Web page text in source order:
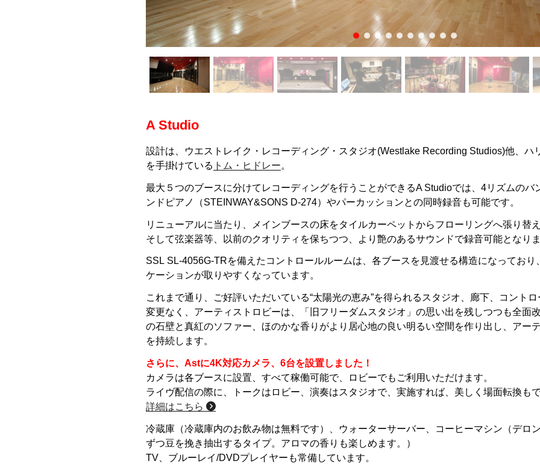
A Studio
設計は、ウエストレイク・レコーディング・スタジオ(Westlake Recording Studios)他、ハ
を手掛けている トム・ヒドレー。
最大５つのブースに分けてレコーディングを行うことができるA Studioでは、4リズムのバ
ンドピアノ（STEINWAY&SONS D-274）やパーカッションとの同時録音も可能です。
リニューアルに当たり、メインブースの床をタイルカーペットからフローリングへ張り替
そして弦楽器等、以前のクオリティを保ちつつ、より艶のあるサウンドで録音可能となりま
SSL SL-4056G-TRを備えたコントロールルームは、各ブースを見渡せる構造になっており
ケーションが取りやすくなっています。
これまで通り、ご好評いただいている“太陽光の恵み”を得られるスタジオ、廊下、コント
変更なく、アーティストロビーは、「旧フリーダムスタジオ」の思い出を残しつつも全面
の石壁と真紅のソファー、ほのかな香りがより居心地の良い明るい空間を作り出し、アー
を持続します。
さらに、Astに4K対応カメラ、​6台を設置しました！
カメラは各ブースに設置、すべて稼働可能で、​ロビーでもご利用いただけます。​
ライヴ配信の際に、トークはロビー、演奏はスタジオで、​実施すれば、美しく場面転換もで
詳細はこちら
冷蔵庫（冷蔵庫内のお飲み物は無料です）、ウォーターサーバー、コーヒーマシン（デロ
ずつ豆を挽き抽出するタイプ。アロマの香りも楽しめます。）​
TV、ブルーレイ/DVDプレイヤーも常備しています。